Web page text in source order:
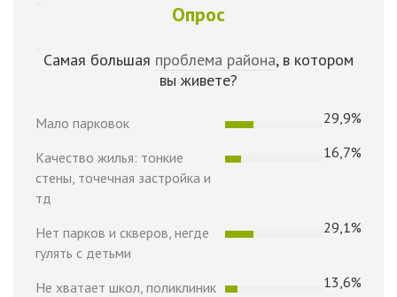
Опрос
Самая большая проблема района, в котором
вы живете?
Мало парковок 29,9%
Качество жилья: тонкие
стены, точечная застройка и
тд
16,7%
Нет парков и скверов, негде
гулять с детьми
29,1%
Не хватает школ, поликлиник
13,6%